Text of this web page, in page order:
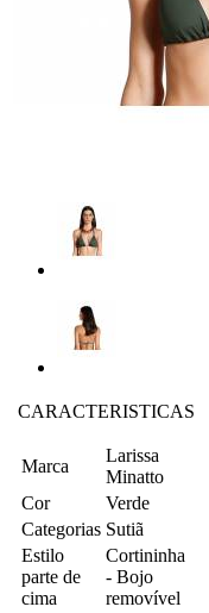
CARACTERISTICAS
Marca
Larissa
Minatto
Cor
Verde
Categorias Sutiã
Estilo
parte de
cima
Cortininha
- Bojo
removível